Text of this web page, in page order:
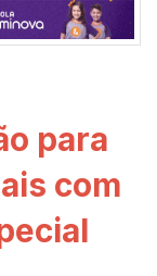
para
com